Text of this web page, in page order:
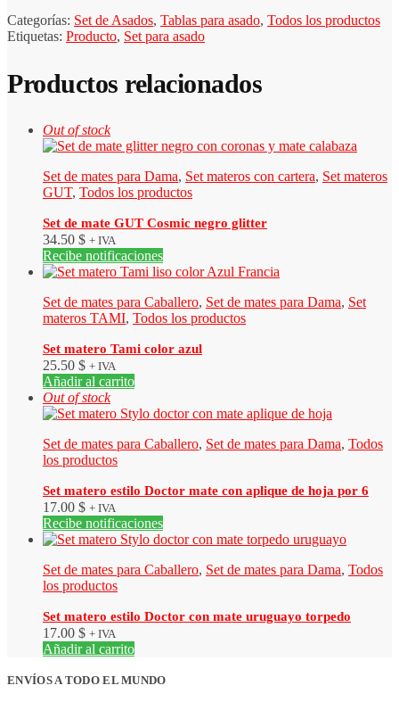
Categorías: Set de Asados, Tablas para asado, Todos los productos
Etiquetas: Producto, Set para asado
Productos relacionados
Out of stock
Set de mates para Dama, Set materos con cartera, Set materos
GUT, Todos los productos
Set de mate GUT Cosmic negro glitter
34.50 $ + IVA
Recibe notificaciones
Set de mates para Caballero, Set de mates para Dama, Set
materos TAMI, Todos los productos
Set matero Tami color azul
25.50 $ + IVA
Añadir al carrito
Out of stock
Set de mates para Caballero, Set de mates para Dama, Todos
los productos
Set matero estilo Doctor mate con aplique de hoja por 6
17.00 $ + IVA
Recibe notificaciones
Set de mates para Caballero, Set de mates para Dama, Todos
los productos
Set matero estilo Doctor con mate uruguayo torpedo
17.00 $ + IVA
Añadir al carrito
ENVÍOS A TODO EL MUNDO